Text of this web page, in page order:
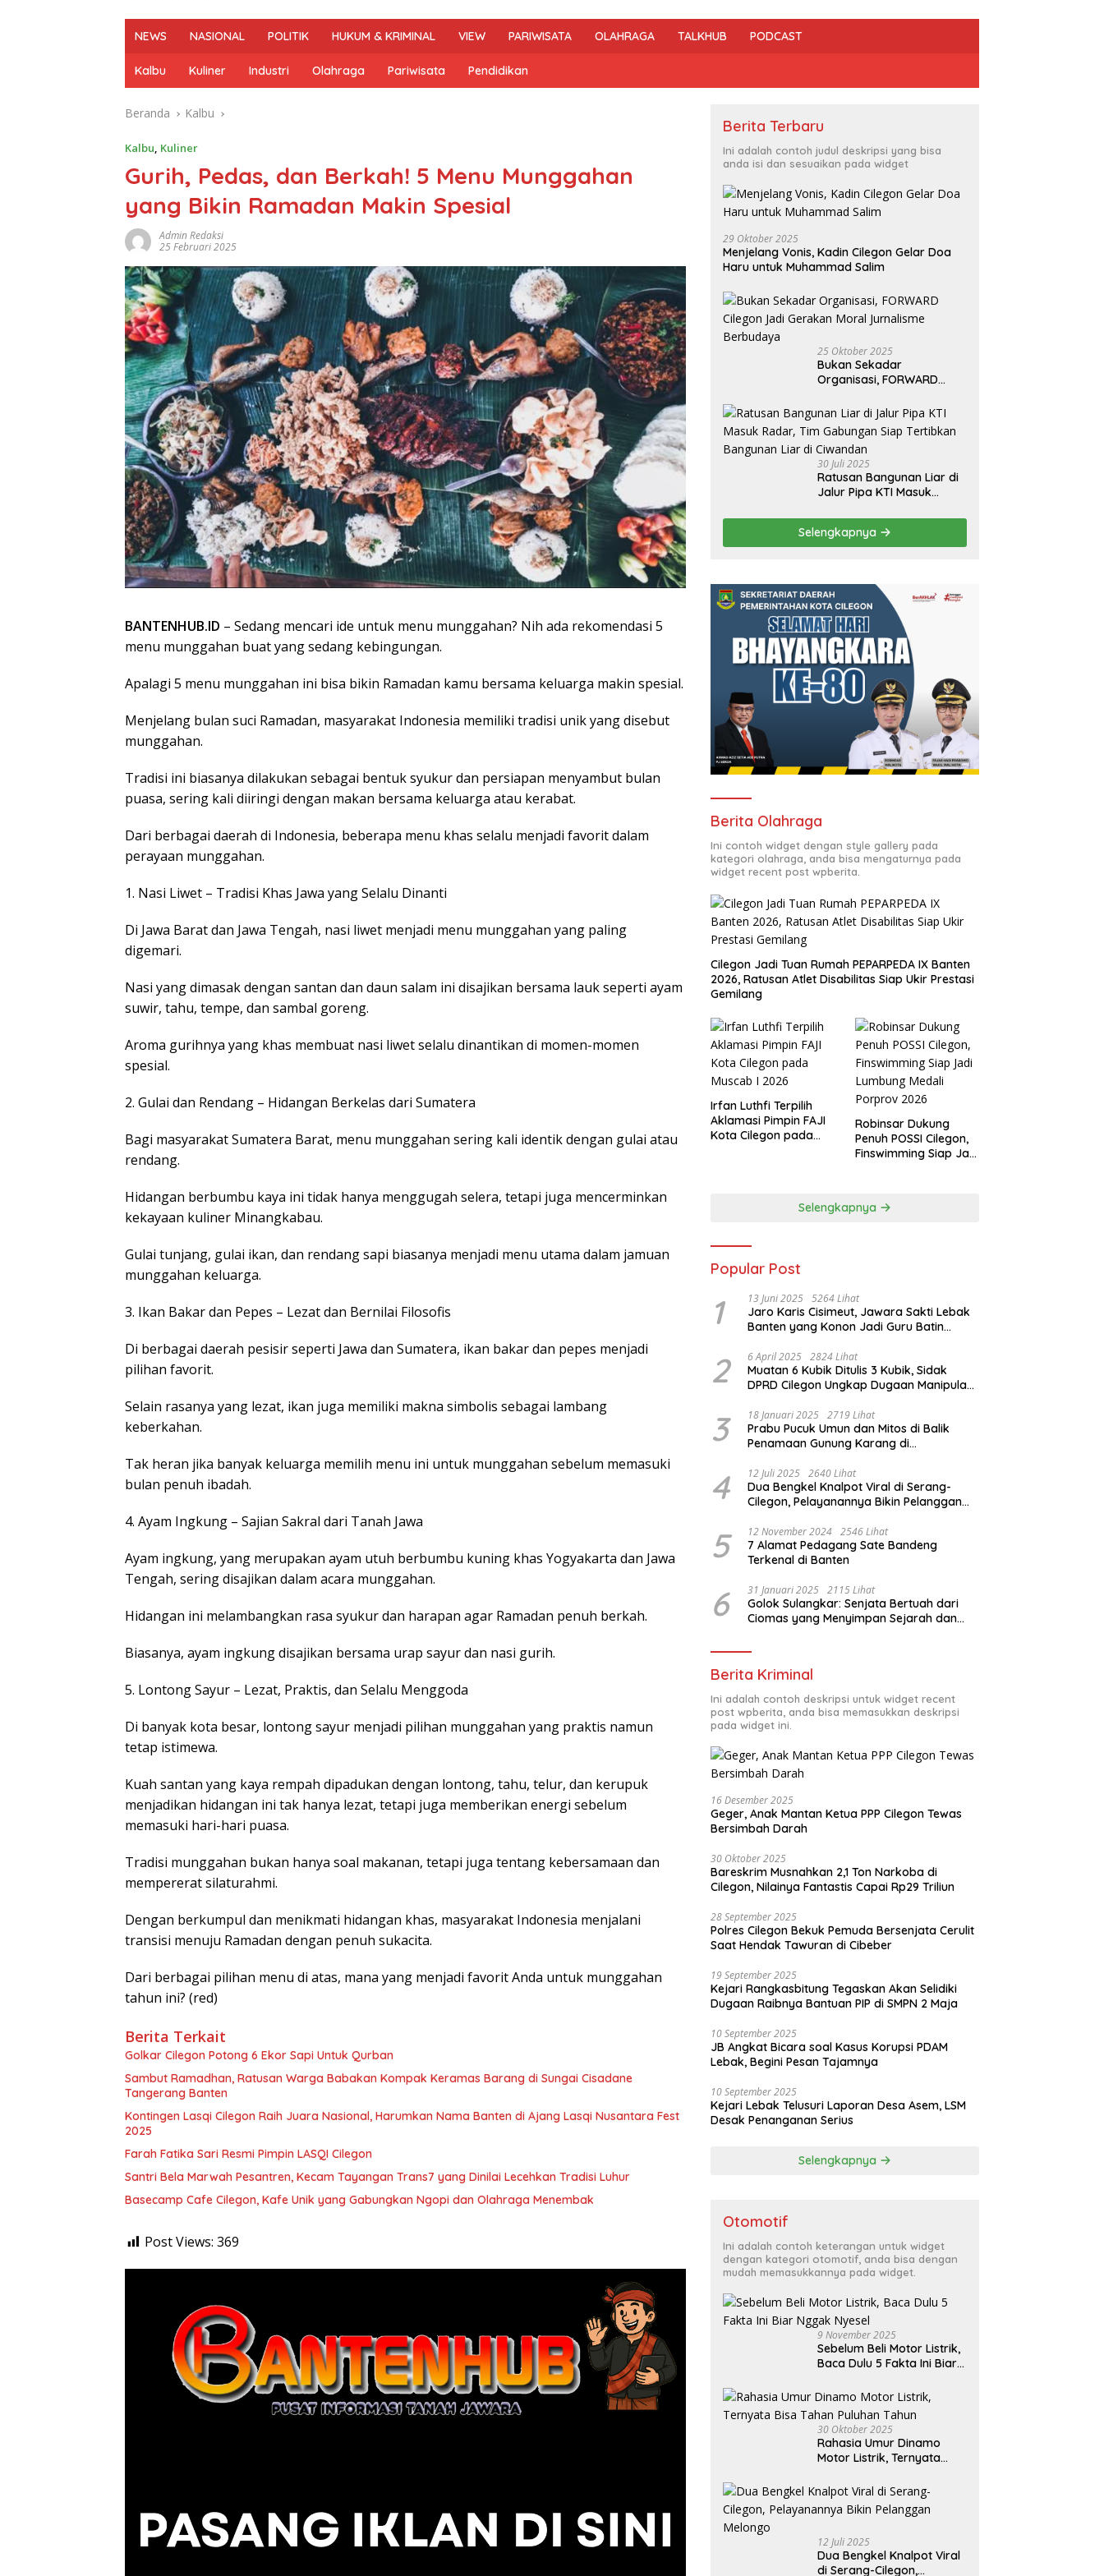
NEWS NASIONAL POLITIK HUKUM & KRIMINAL VIEW PARIWISATA OLAHRAGA TALKHUB PODCAST
Kalbu Kuliner Industri Olahraga Pariwisata Pendidikan
Beranda Kalbu
Kalbu, Kuliner
Gurih, Pedas, dan Berkah! 5 Menu Munggahan
yang Bikin Ramadan Makin Spesial
Admin Redaksi
25 Februari 2025
BANTENHUB.ID – Sedang mencari ide untuk menu munggahan? Nih ada rekomendasi 5
menu munggahan buat yang sedang kebingungan.
Apalagi 5 menu munggahan ini bisa bikin Ramadan kamu bersama keluarga makin spesial.
Menjelang bulan suci Ramadan, masyarakat Indonesia memiliki tradisi unik yang disebut
munggahan.
Tradisi ini biasanya dilakukan sebagai bentuk syukur dan persiapan menyambut bulan
puasa, sering kali diiringi dengan makan bersama keluarga atau kerabat.
Dari berbagai daerah di Indonesia, beberapa menu khas selalu menjadi favorit dalam
perayaan munggahan.
1. Nasi Liwet – Tradisi Khas Jawa yang Selalu Dinanti
Di Jawa Barat dan Jawa Tengah, nasi liwet menjadi menu munggahan yang paling
digemari.
Nasi yang dimasak dengan santan dan daun salam ini disajikan bersama lauk seperti ayam
suwir, tahu, tempe, dan sambal goreng.
Aroma gurihnya yang khas membuat nasi liwet selalu dinantikan di momen-momen
spesial.
2. Gulai dan Rendang – Hidangan Berkelas dari Sumatera
Bagi masyarakat Sumatera Barat, menu munggahan sering kali identik dengan gulai atau
rendang.
Hidangan berbumbu kaya ini tidak hanya menggugah selera, tetapi juga mencerminkan
kekayaan kuliner Minangkabau.
Gulai tunjang, gulai ikan, dan rendang sapi biasanya menjadi menu utama dalam jamuan
munggahan keluarga.
3. Ikan Bakar dan Pepes – Lezat dan Bernilai Filosofis
Di berbagai daerah pesisir seperti Jawa dan Sumatera, ikan bakar dan pepes menjadi
pilihan favorit.
Selain rasanya yang lezat, ikan juga memiliki makna simbolis sebagai lambang
keberkahan.
Tak heran jika banyak keluarga memilih menu ini untuk munggahan sebelum memasuki
bulan penuh ibadah.
4. Ayam Ingkung – Sajian Sakral dari Tanah Jawa
Ayam ingkung, yang merupakan ayam utuh berbumbu kuning khas Yogyakarta dan Jawa
Tengah, sering disajikan dalam acara munggahan.
Hidangan ini melambangkan rasa syukur dan harapan agar Ramadan penuh berkah.
Biasanya, ayam ingkung disajikan bersama urap sayur dan nasi gurih.
5. Lontong Sayur – Lezat, Praktis, dan Selalu Menggoda
Di banyak kota besar, lontong sayur menjadi pilihan munggahan yang praktis namun
tetap istimewa.
Kuah santan yang kaya rempah dipadukan dengan lontong, tahu, telur, dan kerupuk
menjadikan hidangan ini tak hanya lezat, tetapi juga memberikan energi sebelum
memasuki hari-hari puasa.
Tradisi munggahan bukan hanya soal makanan, tetapi juga tentang kebersamaan dan
mempererat silaturahmi.
Dengan berkumpul dan menikmati hidangan khas, masyarakat Indonesia menjalani
transisi menuju Ramadan dengan penuh sukacita.
Dari berbagai pilihan menu di atas, mana yang menjadi favorit Anda untuk munggahan
tahun ini? (red)
Berita Terkait
Golkar Cilegon Potong 6 Ekor Sapi Untuk Qurban
Sambut Ramadhan, Ratusan Warga Babakan Kompak Keramas Barang di Sungai Cisadane
Tangerang Banten
Kontingen Lasqi Cilegon Raih Juara Nasional, Harumkan Nama Banten di Ajang Lasqi Nusantara Fest
2025
Farah Fatika Sari Resmi Pimpin LASQI Cilegon
Santri Bela Marwah Pesantren, Kecam Tayangan Trans7 yang Dinilai Lecehkan Tradisi Luhur
Basecamp Cafe Cilegon, Kafe Unik yang Gabungkan Ngopi dan Olahraga Menembak
Post Views: 369
Berita Terbaru
Ini adalah contoh judul deskripsi yang bisa
anda isi dan sesuaikan pada widget
29 Oktober 2025
Menjelang Vonis, Kadin Cilegon Gelar Doa
Haru untuk Muhammad Salim
25 Oktober 2025
Bukan Sekadar
Organisasi, FORWARD
Moral Jurnalisme
Berbudaya
30 Juli 2025
Ratusan Bangunan Liar di
Jalur Pipa KTI Masuk
Tertibkan Bangunan Liar di
Ciwandan
Selengkapnya
Berita Olahraga
Ini contoh widget dengan style gallery pada
kategori olahraga, anda bisa mengaturnya pada
widget recent post wpberita.
Cilegon Jadi Tuan Rumah PEPARPEDA IX Banten
2026, Ratusan Atlet Disabilitas Siap Ukir Prestasi
Gemilang
Irfan Luthfi Terpilih
Aklamasi Pimpin FAJI
Kota Cilegon pada
Robinsar Dukung
Penuh POSSI Cilegon,
Finswimming Siap Jadi
Selengkapnya
Popular Post
1 13 Juni 2025 5264 Lihat
Jaro Karis Cisimeut, Jawara Sakti Lebak
Banten yang Konon Jadi Guru Batin
2 6 April 2025 2824 Lihat
Muatan 6 Kubik Ditulis 3 Kubik, Sidak
DPRD Cilegon Ungkap Dugaan Manipulasi
3 18 Januari 2025 2719 Lihat
Prabu Pucuk Umun dan Mitos di Balik
Penamaan Gunung Karang di
4 12 Juli 2025 2640 Lihat
Dua Bengkel Knalpot Viral di Serang-
Cilegon, Pelayanannya Bikin Pelanggan
5 12 November 2024 2546 Lihat
7 Alamat Pedagang Sate Bandeng
Terkenal di Banten
6 31 Januari 2025 2115 Lihat
Golok Sulangkar: Senjata Bertuah dari
Ciomas yang Menyimpan Sejarah dan
Berita Kriminal
Ini adalah contoh deskripsi untuk widget recent
post wpberita, anda bisa memasukkan deskripsi
pada widget ini.
16 Desember 2025
Geger, Anak Mantan Ketua PPP Cilegon Tewas
Bersimbah Darah
30 Oktober 2025
Bareskrim Musnahkan 2,1 Ton Narkoba di
Cilegon, Nilainya Fantastis Capai Rp29 Triliun
28 September 2025
Polres Cilegon Bekuk Pemuda Bersenjata Cerulit
Saat Hendak Tawuran di Cibeber
19 September 2025
Kejari Rangkasbitung Tegaskan Akan Selidiki
Dugaan Raibnya Bantuan PIP di SMPN 2 Maja
10 September 2025
JB Angkat Bicara soal Kasus Korupsi PDAM
Lebak, Begini Pesan Tajamnya
10 September 2025
Kejari Lebak Telusuri Laporan Desa Asem, LSM
Desak Penanganan Serius
Selengkapnya
Otomotif
Ini adalah contoh keterangan untuk widget
dengan kategori otomotif, anda bisa dengan
mudah memasukkannya pada widget.
9 November 2025
Sebelum Beli Motor Listrik,
Baca Dulu 5 Fakta Ini Biar
30 Oktober 2025
Rahasia Umur Dinamo
Motor Listrik, Ternyata
12 Juli 2025
Dua Bengkel Knalpot Viral
di Serang-Cilegon,